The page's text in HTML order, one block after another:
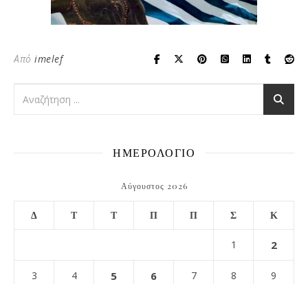
Από imelef
ΗΜΕΡΟΛΟΓΙΟ
Αύγουστος 2026
Δ Τ Τ Π Π Σ Κ
1 2
3 4 5 6 7 8 9